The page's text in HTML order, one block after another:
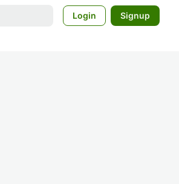
Login Signup